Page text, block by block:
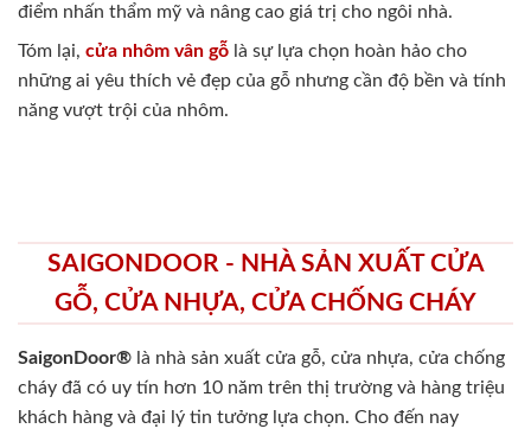
điểm nhấn thẩm mỹ và nâng cao giá trị cho ngôi nhà.
Tóm lại, cửa nhôm vân gỗ là sự lựa chọn hoàn hảo cho
những ai yêu thích vẻ đẹp của gỗ nhưng cần độ bền và tính
năng vượt trội của nhôm.
SAIGONDOOR - NHÀ SẢN XUẤT CỬA
GỖ, CỬA NHỰA, CỬA CHỐNG CHÁY
SaigonDoor® là nhà sản xuất cửa gỗ, cửa nhựa, cửa chống
cháy đã có uy tín hơn 10 năm trên thị trường và hàng triệu
khách hàng và đại lý tin tưởng lựa chọn. Cho đến nay